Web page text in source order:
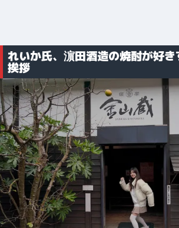
れいか氏、濵田酒造の焼酎が好
挨拶